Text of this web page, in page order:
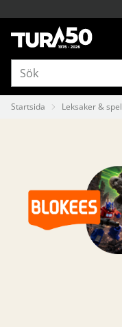
Startsida Leksaker & spel